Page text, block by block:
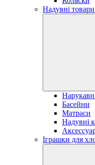
Надувні
Басейни
Матраси
Надувні
Іграшки для